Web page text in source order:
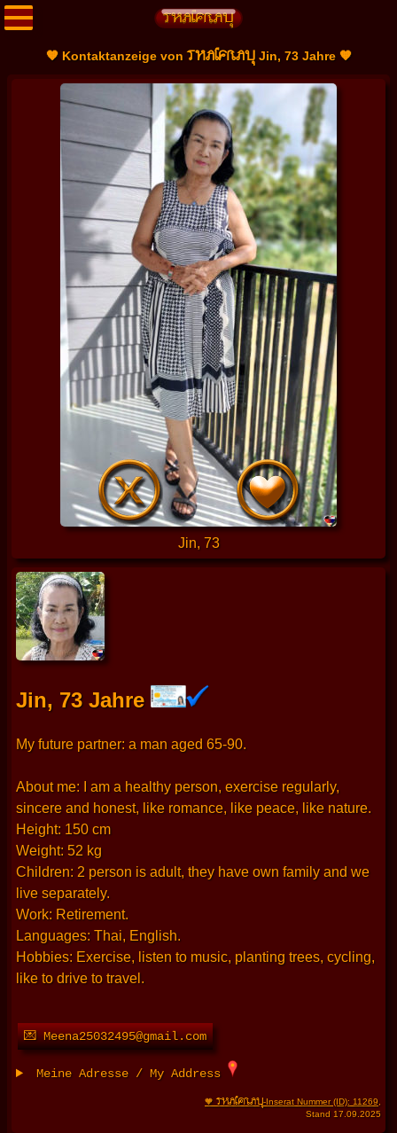
🧡 Kontaktanzeige vonTHAIFRAUJin, 73 Jahre 🧡
Jin, 73
Jin, 73 Jahre
My future partner: a man aged 65-90.
About me: I am a healthy person, exercise regularly,
sincere and honest, like romance, like peace, like nature.
Height: 150 cm
Weight: 52 kg
Children: 2 person is adult, they have own family and we
live separately.
Work: Retirement.
Languages: Thai, English.
Hobbies: Exercise, listen to music, planting trees, cycling,
like to drive to travel.
💌 Meena25032495@gmail.com
Meine Adresse / My Address
🧡 THAIFRAU-Inserat Nummer (ID): 11269
Stand 17.09.2025